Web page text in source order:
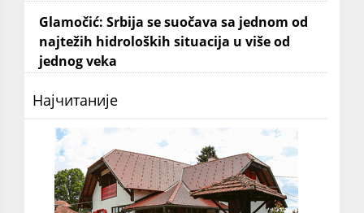
Glamočić: Srbija se suočava sa jednom od
najtežih hidroloških situacija u više od
jednog veka
Најчитаније